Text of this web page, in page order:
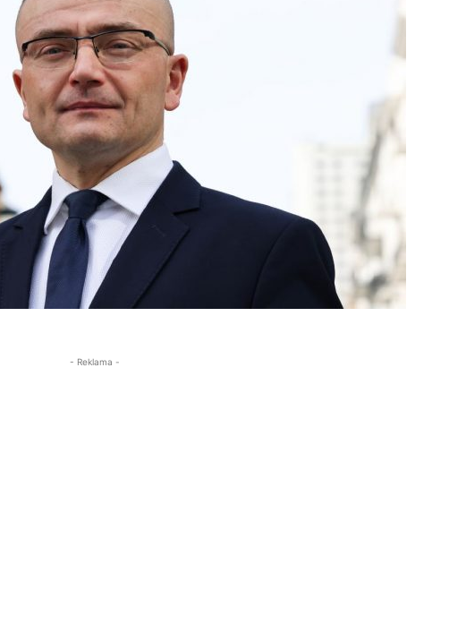
- Reklama -